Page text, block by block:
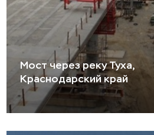
Мост через реку Туха,
Краснодарский край